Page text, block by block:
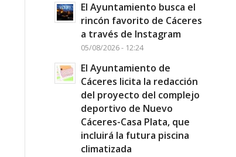
El Ayuntamiento busca el
rincón favorito de Cáceres
a través de Instagram
05/08/2026 - 12:24
El Ayuntamiento de
Cáceres licita la redacción
del proyecto del complejo
deportivo de Nuevo
Cáceres-Casa Plata, que
incluirá la futura piscina
climatizada